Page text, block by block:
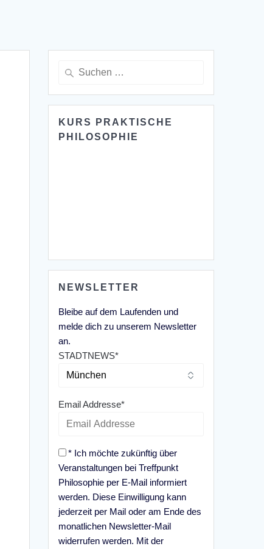
Suche
KURS PRAKTISCHE
PHILOSOPHIE
NEWSLETTER
Bleibe auf dem Laufenden und
melde dich zu unserem Newsletter
an.
STADTNEWS*
Email Addresse*
* Ich möchte zukünftig über
Veranstaltungen bei Treffpunkt
Philosophie per E-Mail informiert
werden. Diese Einwilligung kann
jederzeit per Mail oder am Ende des
monatlichen Newsletter-Mail
widerrufen werden. Mit der